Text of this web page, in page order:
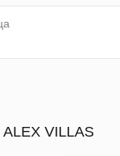
VILLAS